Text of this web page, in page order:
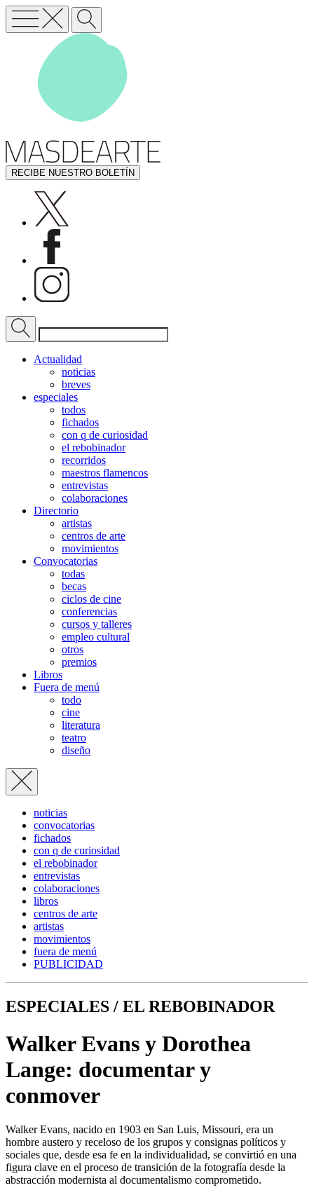
RECIBE NUESTRO BOLETÍN
Actualidad
noticias
breves
especiales
todos
fichados
con q de curiosidad
el rebobinador
recorridos
maestros flamencos
entrevistas
colaboraciones
Directorio
artistas
centros de arte
movimientos
Convocatorias
todas
becas
ciclos de cine
conferencias
cursos y talleres
empleo cultural
otros
premios
Libros
Fuera de menú
todo
cine
literatura
teatro
diseño
noticias
convocatorias
fichados
con q de curiosidad
el rebobinador
entrevistas
colaboraciones
libros
centros de arte
artistas
movimientos
fuera de menú
PUBLICIDAD
ESPECIALES / EL REBOBINADOR
Walker Evans y Dorothea
Lange: documentar y
conmover
Walker Evans, nacido en 1903 en San Luis, Missouri, era un
hombre austero y receloso de los grupos y consignas políticos y
sociales que, desde esa fe en la individualidad, se convirtió en una
figura clave en el proceso de transición de la fotografía desde la
abstracción modernista al documentalismo comprometido.